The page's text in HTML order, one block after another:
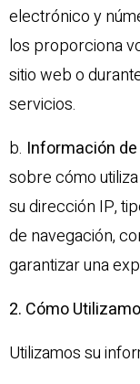
electrónico y
los proporciona
sitio web o
servicios.
b. Información
sobre cómo
su dirección IP,
de navegación,
garantizar una
2. Cómo
Utilizamos su